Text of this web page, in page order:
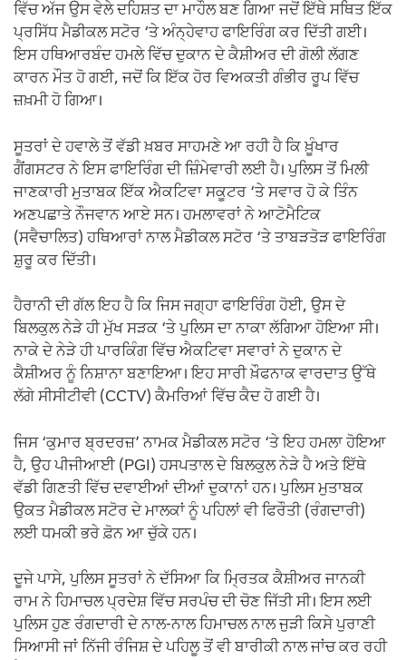
ਵਿੱਚ ਅੱਜ ਉਸ ਵੇਲੇ ਦਹਿਸ਼ਤ ਦਾ ਮਾਹੌਲ ਬਣ ਗਿਆ ਜਦੋਂ ਇੱਥੇ ਸਥਿਤ ਇੱਕ
ਪ੍ਰਸਿੱਧ ਮੈਡੀਕਲ ਸਟੋਰ ‘ਤੇ ਅੰਨ੍ਹੇਵਾਹ ਫਾਇਰਿੰਗ ਕਰ ਦਿੱਤੀ ਗਈ।
ਇਸ ਹਥਿਆਰਬੰਦ ਹਮਲੇ ਵਿੱਚ ਦੁਕਾਨ ਦੇ ਕੈਸ਼ੀਅਰ ਦੀ ਗੋਲੀ ਲੱਗਣ
ਕਾਰਨ ਮੌਤ ਹੋ ਗਈ, ਜਦੋਂ ਕਿ ਇੱਕ ਹੋਰ ਵਿਅਕਤੀ ਗੰਭੀਰ ਰੂਪ ਵਿੱਚ
ਜ਼ਖ਼ਮੀ ਹੋ ਗਿਆ।
ਸੂਤਰਾਂ ਦੇ ਹਵਾਲੇ ਤੋਂ ਵੱਡੀ ਖ਼ਬਰ ਸਾਹਮਣੇ ਆ ਰਹੀ ਹੈ ਕਿ ਖ਼ੂੰਖਾਰ
ਗੈਂਗਸਟਰ ਨੇ ਇਸ ਫਾਇਰਿੰਗ ਦੀ ਜ਼ਿੰਮੇਵਾਰੀ ਲਈ ਹੈ। ਪੁਲਿਸ ਤੋਂ ਮਿਲੀ
ਜਾਣਕਾਰੀ ਮੁਤਾਬਕ ਇੱਕ ਐਕਟਿਵਾ ਸਕੂਟਰ ‘ਤੇ ਸਵਾਰ ਹੋ ਕੇ ਤਿੰਨ
ਅਣਪਛਾਤੇ ਨੌਜਵਾਨ ਆਏ ਸਨ। ਹਮਲਾਵਰਾਂ ਨੇ ਆਟੋਮੈਟਿਕ
(ਸਵੈਚਾਲਿਤ) ਹਥਿਆਰਾਂ ਨਾਲ ਮੈਡੀਕਲ ਸਟੋਰ ‘ਤੇ ਤਾਬੜਤੋੜ ਫਾਇਰਿੰਗ
ਸ਼ੁਰੂ ਕਰ ਦਿੱਤੀ।
ਹੈਰਾਨੀ ਦੀ ਗੱਲ ਇਹ ਹੈ ਕਿ ਜਿਸ ਜਗ੍ਹਾ ਫਾਇਰਿੰਗ ਹੋਈ, ਉਸ ਦੇ
ਬਿਲਕੁਲ ਨੇੜੇ ਹੀ ਮੁੱਖ ਸੜਕ ‘ਤੇ ਪੁਲਿਸ ਦਾ ਨਾਕਾ ਲੱਗਿਆ ਹੋਇਆ ਸੀ।
ਨਾਕੇ ਦੇ ਨੇੜੇ ਹੀ ਪਾਰਕਿੰਗ ਵਿੱਚ ਐਕਟਿਵਾ ਸਵਾਰਾਂ ਨੇ ਦੁਕਾਨ ਦੇ
ਕੈਸ਼ੀਅਰ ਨੂੰ ਨਿਸ਼ਾਨਾ ਬਣਾਇਆ। ਇਹ ਸਾਰੀ ਖ਼ੌਫਨਾਕ ਵਾਰਦਾਤ ਉੱਥੇ
ਲੱਗੇ ਸੀਸੀਟੀਵੀ (CCTV) ਕੈਮਰਿਆਂ ਵਿੱਚ ਕੈਦ ਹੋ ਗਈ ਹੈ।
ਜਿਸ ‘ਕੁਮਾਰ ਬ੍ਰਦਰਜ਼’ ਨਾਮਕ ਮੈਡੀਕਲ ਸਟੋਰ ‘ਤੇ ਇਹ ਹਮਲਾ ਹੋਇਆ
ਹੈ, ਉਹ ਪੀਜੀਆਈ (PGI) ਹਸਪਤਾਲ ਦੇ ਬਿਲਕੁਲ ਨੇੜੇ ਹੈ ਅਤੇ ਇੱਥੇ
ਵੱਡੀ ਗਿਣਤੀ ਵਿੱਚ ਦਵਾਈਆਂ ਦੀਆਂ ਦੁਕਾਨਾਂ ਹਨ। ਪੁਲਿਸ ਮੁਤਾਬਕ
ਉਕਤ ਮੈਡੀਕਲ ਸਟੋਰ ਦੇ ਮਾਲਕਾਂ ਨੂੰ ਪਹਿਲਾਂ ਵੀ ਫਿਰੌਤੀ (ਰੰਗਦਾਰੀ)
ਲਈ ਧਮਕੀ ਭਰੇ ਫ਼ੋਨ ਆ ਚੁੱਕੇ ਹਨ।
ਦੂਜੇ ਪਾਸੇ, ਪੁਲਿਸ ਸੂਤਰਾਂ ਨੇ ਦੱਸਿਆ ਕਿ ਮ੍ਰਿਤਕ ਕੈਸ਼ੀਅਰ ਜਾਨਕੀ
ਰਾਮ ਨੇ ਹਿਮਾਚਲ ਪ੍ਰਦੇਸ਼ ਵਿੱਚ ਸਰਪੰਚ ਦੀ ਚੋਣ ਜਿੱਤੀ ਸੀ। ਇਸ ਲਈ
ਪੁਲਿਸ ਹੁਣ ਰੰਗਦਾਰੀ ਦੇ ਨਾਲ-ਨਾਲ ਹਿਮਾਚਲ ਨਾਲ ਜੁੜੀ ਕਿਸੇ ਪੁਰਾਣੀ
ਸਿਆਸੀ ਜਾਂ ਨਿੱਜੀ ਰੰਜਿਸ਼ ਦੇ ਪਹਿਲੂ ਤੋਂ ਵੀ ਬਾਰੀਕੀ ਨਾਲ ਜਾਂਚ ਕਰ ਰਹੀ